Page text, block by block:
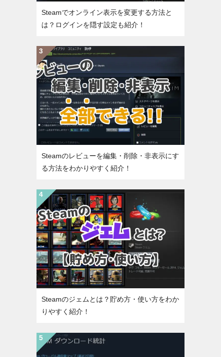
Steamでオンライン表示を変更する方法と
は？ログインを隠す設定も紹介！
Steamのレビューを編集・削除・非表示にす
る方法をわかりやすく紹介！
Steamのジェムとは？貯め方・使い方をわか
りやすく紹介！